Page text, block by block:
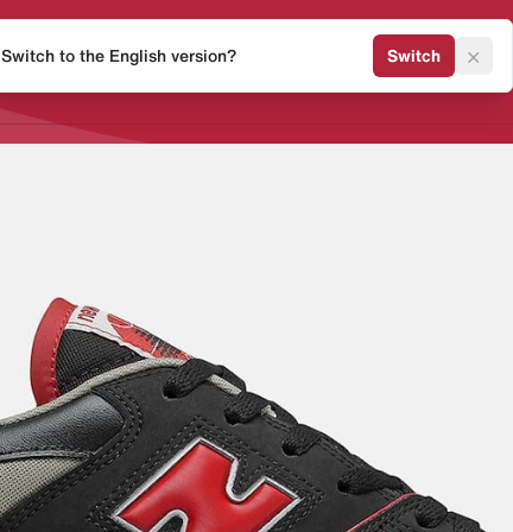
Release Kalender Sneaker
Switch to the English version? Switch ×